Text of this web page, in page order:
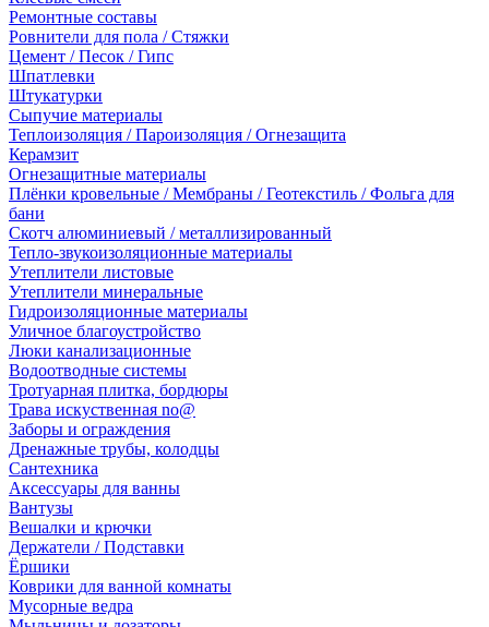
Ремонтные составы
Ровнители для пола / Стяжки
Цемент / Песок / Гипс
Шпатлевки
Штукатурки
Сыпучие материалы
Теплоизоляция / Пароизоляция / Огнезащита
Керамзит
Огнезащитные материалы
Плёнки кровельные / Мембраны / Геотекстиль / Фольга для
бани
Скотч алюминиевый / металлизированный
Тепло-звукоизоляционные материалы
Утеплители листовые
Утеплители минеральные
Гидроизоляционные материалы
Уличное благоустройство
Люки канализационные
Водоотводные системы
Тротуарная плитка, бордюры
Трава искуственная no@
Заборы и ограждения
Дренажные трубы, колодцы
Сантехника
Аксессуары для ванны
Вантузы
Вешалки и крючки
Держатели / Подставки
Ёршики
Коврики для ванной комнаты
Мусорные ведра